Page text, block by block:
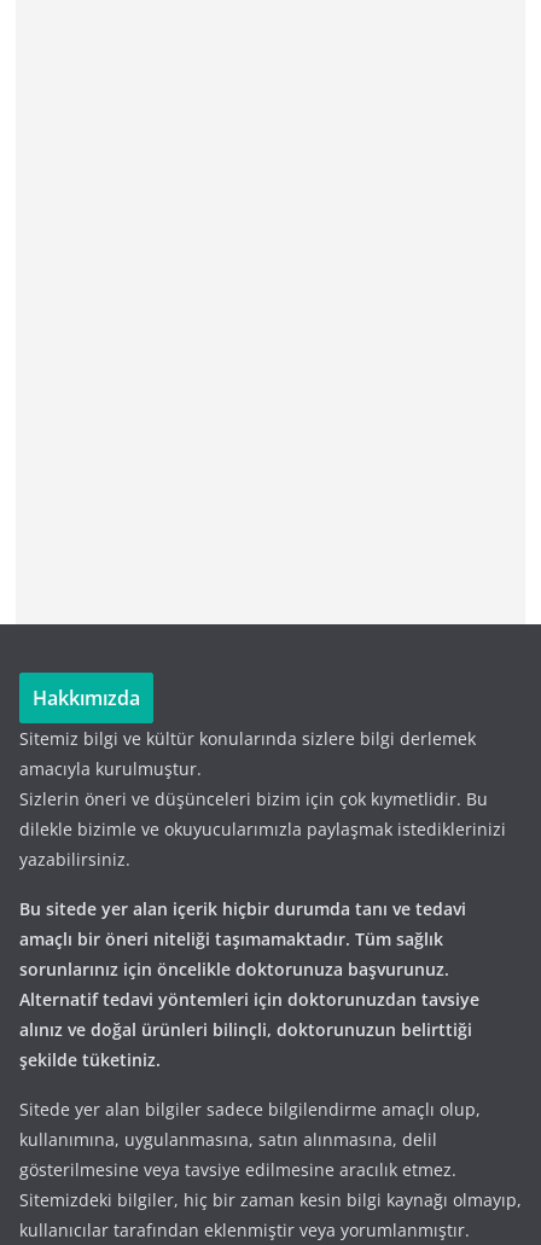
Hakkımızda
Sitemiz bilgi ve kültür konularında sizlere bilgi derlemek
amacıyla kurulmuştur.
Sizlerin öneri ve düşünceleri bizim için çok kıymetlidir. Bu
dilekle bizimle ve okuyucularımızla paylaşmak istediklerinizi
yazabilirsiniz.
Bu sitede yer alan içerik hiçbir durumda tanı ve tedavi
amaçlı bir öneri niteliği taşımamaktadır. Tüm sağlık
sorunlarınız için öncelikle doktorunuza başvurunuz.
Alternatif tedavi yöntemleri için doktorunuzdan tavsiye
alınız ve doğal ürünleri bilinçli, doktorunuzun belirttiği
şekilde tüketiniz.
Sitede yer alan bilgiler sadece bilgilendirme amaçlı olup,
kullanımına, uygulanmasına, satın alınmasına, delil
gösterilmesine veya tavsiye edilmesine aracılık etmez.
Sitemizdeki bilgiler, hiç bir zaman kesin bilgi kaynağı olmayıp,
kullanıcılar tarafından eklenmiştir veya yorumlanmıştır.